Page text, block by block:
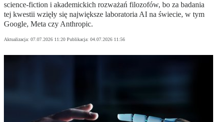
science-fiction i akademickich rozważań filozofów, bo za badania
tej kwestii wzięły się największe laboratoria AI na świecie, w tym
Google, Meta czy Anthropic.
Aktualizacja: 07.07.2026 11:20 Publikacja: 04.07.2026 11:56